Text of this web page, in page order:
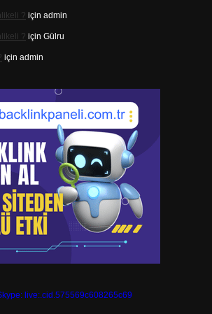
? için admin
? için Gülru
için admin
live:.cid.575569c608265c69